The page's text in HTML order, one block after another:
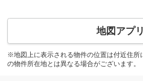
地図アプ
※地図上に表示される物件の位置は付近住所
の物件所在地とは異なる場合がございます。